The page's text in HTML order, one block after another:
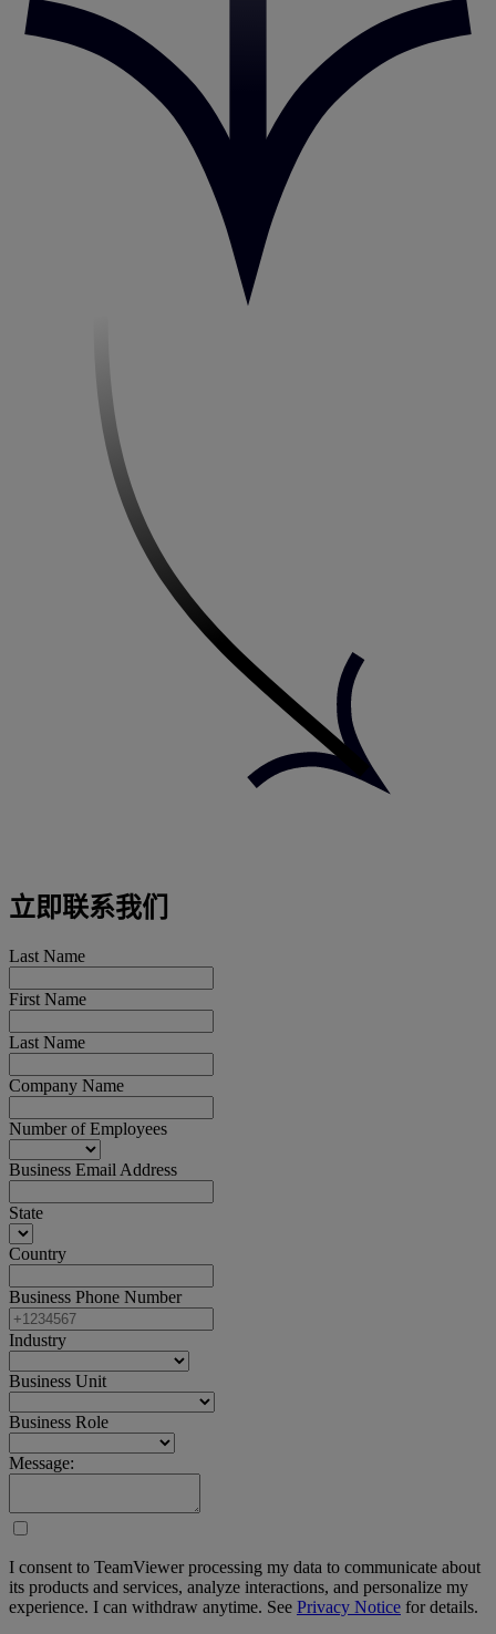
立即联系我们
Last Name
First Name
Last Name
Company Name
Number of Employees
Business Email Address
State
Country
Business Phone Number
Industry
Business Unit
Business Role
Message:
I consent to TeamViewer processing my data to communicate about
its products and services, analyze interactions, and personalize my
experience. I can withdraw anytime. See Privacy Notice for details.